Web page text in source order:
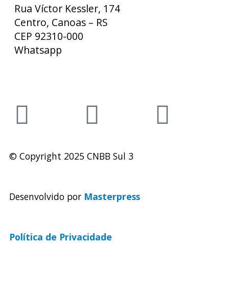
Rua Víctor Kessler, 174
Centro, Canoas – RS
CEP 92310-000
Whatsapp
© Copyright 2025 CNBB Sul 3
Desenvolvido por Masterpress
Política de Privacidade